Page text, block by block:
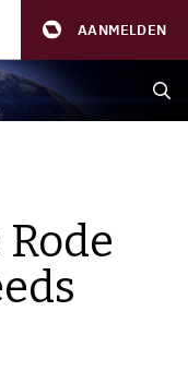
AANMELDEN
Rode